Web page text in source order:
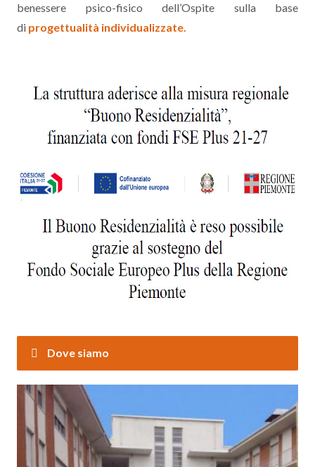
benessere psico-fisico dell’Ospite sulla base
di progettualità individualizzate.
Dove siamo